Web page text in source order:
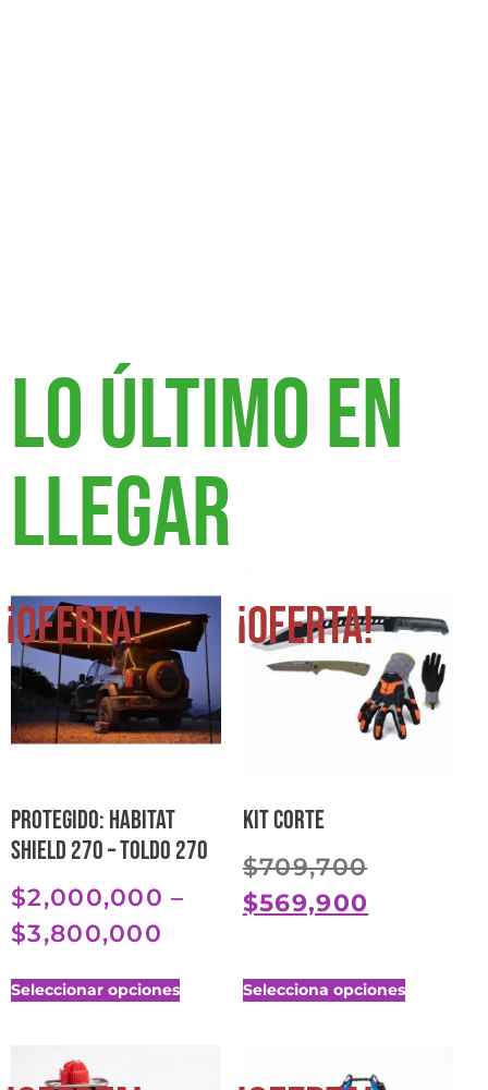
Lo último en
llegar
¡Oferta!
Protegido: Habitat
Shield 270 – Toldo 270
$2,000,000 –
$3,800,000
Seleccionar opciones
¡Oferta!
Kit corte
$709,700
$569,900
Selecciona opciones